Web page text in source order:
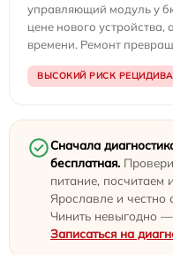
управляющий модуль у
цене нового
времени. Ремонт
ВЫСОКИЙ РИСК РЕЦИДИВА
Сначала
бесплатная.
питание, посчитаем
Ярославле и честно
Чинить невыгодно
Записаться на